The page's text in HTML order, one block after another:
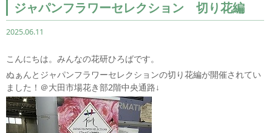
ジャパンフラワーセレクション 切り花編
2025.06.11
こんにちは。みんなの花研ひろばです。
ぬぁんとジャパンフラワーセレクションの切り花編が開催されてい
ました！＠大田市場花き部2階中央通路↓